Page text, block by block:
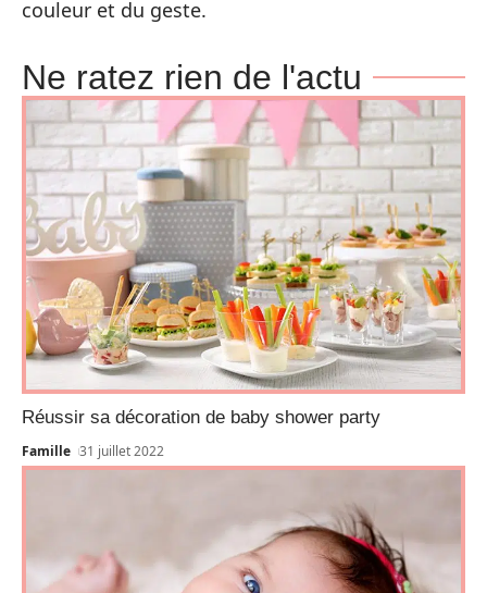
couleur et du geste.
Ne ratez rien de l'actu
Réussir sa décoration de baby shower party
Famille 31 juillet 2022